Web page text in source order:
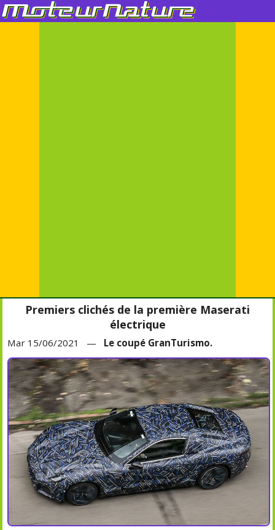
Premiers clichés de la première Maserati
électrique
Mar 15/06/2021 — Le coupé GranTurismo.